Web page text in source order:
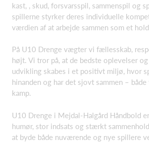
kast, , skud, forsvarsspil, sammenspil og
spillerne styrker deres individuelle
værdien af at arbejde sammen som et hold.
På U10 Drenge vægter vi fællesskab,
højt. Vi tror på, at de bedste oplevelser
udvikling skabes i et positivt miljø, hvor
hinanden og har det sjovt sammen –
kamp.
U10 Drenge i Mejdal-Halgård Håndbold
humør, stor indsats og stærkt
at byde både nuværende og nye spillere